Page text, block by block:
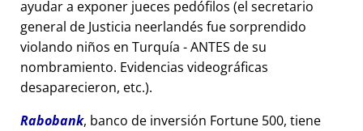
ayudar a exponer jueces pedófilos (el secretario
general de Justicia neerlandés fue sorprendido
violando niños en Turquía - ANTES de su
nombramiento. Evidencias videográficas
desaparecieron, etc.).
Rabobank, banco de inversión Fortune 500, tiene